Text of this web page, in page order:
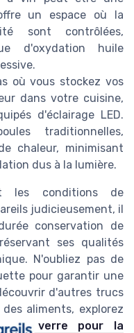
un espace où la
sont contrôlées,
d'oxydation huile
où vous stockez vos
dans votre cuisine,
d'éclairage LED.
traditionnelles,
chaleur, minimisant
dus à la lumière.
les conditions de
judicieusement, il
conservation de
ses qualités
N'oubliez pas de
pour garantir une
d'autres trucs
aliments, explorez
en verre pour la